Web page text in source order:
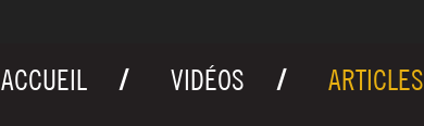
ACCUEIL VIDÉOS ARTICLES